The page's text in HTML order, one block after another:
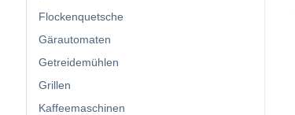
Flockenquetsche
Gärautomaten
Getreidemühlen
Grillen
Kaffeemaschinen